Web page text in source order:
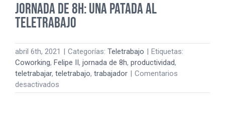
JORNADA DE 8H: UNA PATADA AL
TELETRABAJO
abril 6th, 2021 Categorías: Teletrabajo
Etiquetas:
Coworking, Felipe II , jornada de 8h, productividad,
teletrabajar, teletrabajo, trabajador
Comentarios
desactivados
JORNADA